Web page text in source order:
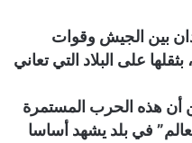
بين الجيش وقوات
منذ نحو 11 شهراً، بثقلها على البلاد التي تعاني
أن هذه الحرب المستمرة
في بلد يشهد أساسا